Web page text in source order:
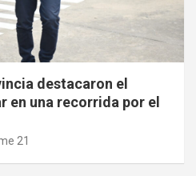
destacaron el
en una recorrida por el
21